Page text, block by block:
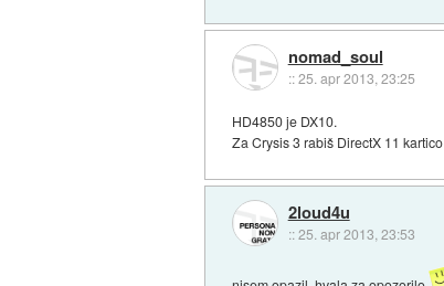
nomad_soul
::25. apr 2013, 23:25
HD4850 je DX10.
Za Crysis 3 rabiš DirectX 11 kartico
2loud4u
::25. apr 2013, 23:53